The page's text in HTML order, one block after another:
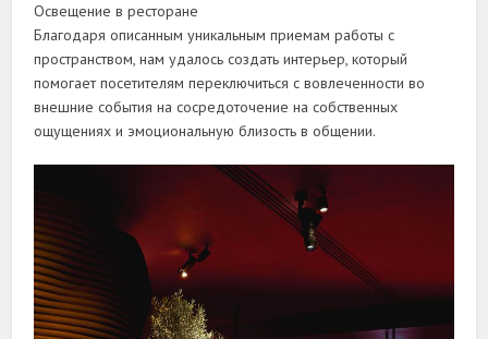
Освещение в ресторане
Благодаря описанным уникальным приемам работы с
пространством, нам удалось создать интерьер, который
помогает посетителям переключиться с вовлеченности во
внешние события на сосредоточение на собственных
ощущениях и эмоциональную близость в общении.